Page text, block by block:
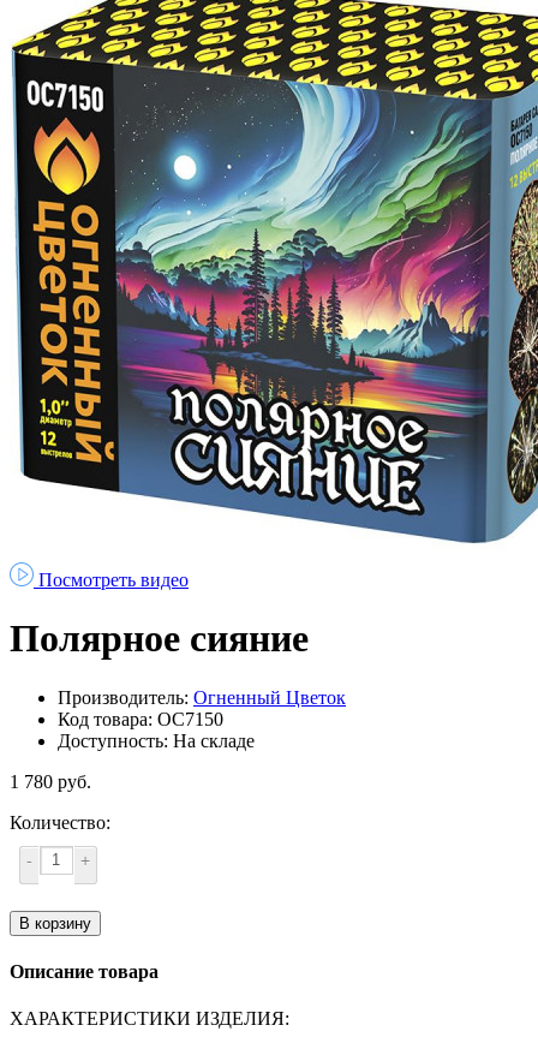
Посмотреть видео
Полярное сияние
Производитель: Огненный Цветок
Код товара: ОС7150
Доступность: На складе
1 780 руб.
Количество:
- +
В корзину
Описание товара
ХАРАКТЕРИСТИКИ ИЗДЕЛИЯ: